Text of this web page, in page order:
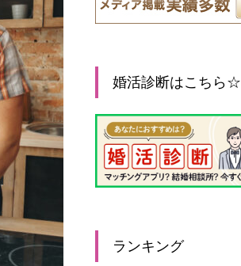
婚活診断はこちら☆
ランキング